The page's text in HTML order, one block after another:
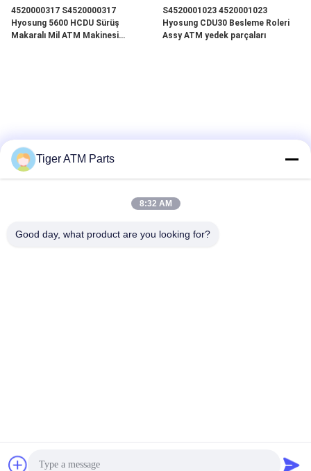
4520000317 S4520000317
Hyosung 5600 HCDU Sürüş
Makaralı Mil ATM Makinesi
S4520001023 4520001023
Hyosung CDU30 Besleme Roleri
Assy ATM yedek parçaları
Adres
89-93 Chai Wan Kok Caddesi, Tsuen Wan, NT, Hong Kong
Tiger ATM Parts
8:32 AM
Good day, what product are you looking for?